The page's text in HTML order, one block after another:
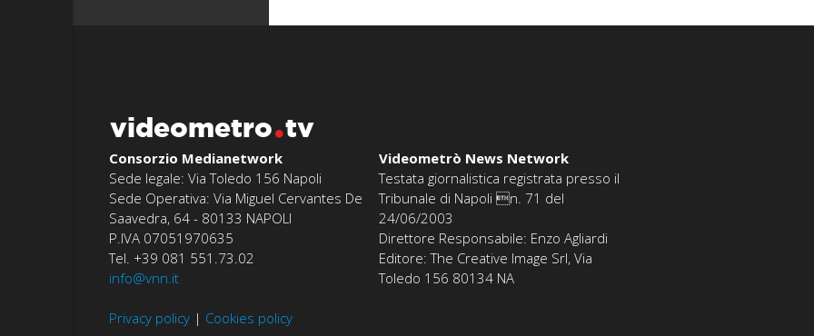
videometro tv
Consorzio Medianetwork
Sede legale: Via Toledo 156 Napoli
Sede Operativa: Via Miguel Cervantes De
Saavedra, 64 - 80133 NAPOLI
P.IVA 07051970635
Tel. +39 081 551.73.02
info@vnn.it
Privacy policy | Cookies policy
Videometrò News Network
Testata giornalistica registrata presso il
Tribunale di Napoli n. 71 del
24/06/2003
Direttore Responsabile: Enzo Agliardi
Editore: The Creative Image Srl, Via
Toledo 156 80134 NA